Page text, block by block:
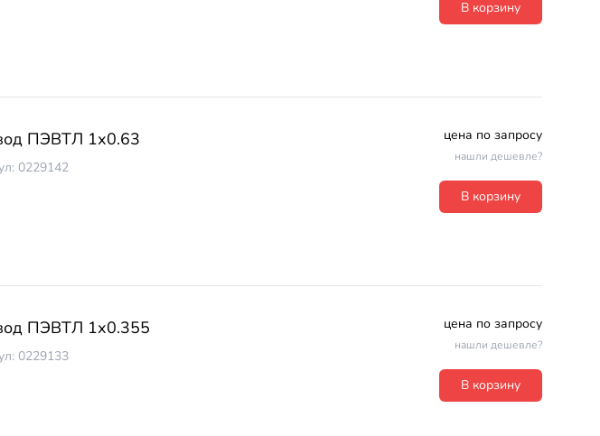
В корзину
ПЭВТЛ 1х0.63
0229142
цена по запросу
нашли дешевле?
В корзину
ПЭВТЛ 1х0.355
0229133
цена по запросу
нашли дешевле?
В корзину